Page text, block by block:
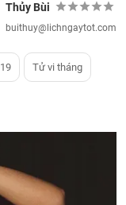
Thủy Bùi
buithuy@lichngaytot.com
Tử vi tháng